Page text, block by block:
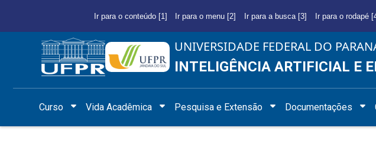
Ir para o conteúdo [1] Ir para o menu [2] Ir para a busca [3] Ir para o rodapé
UNIVERSIDADE FEDERAL DO
INTELIGÊNCIA ARTIFICIAL E
Curso Vida Acadêmica Pesquisa e Extensão Documentações